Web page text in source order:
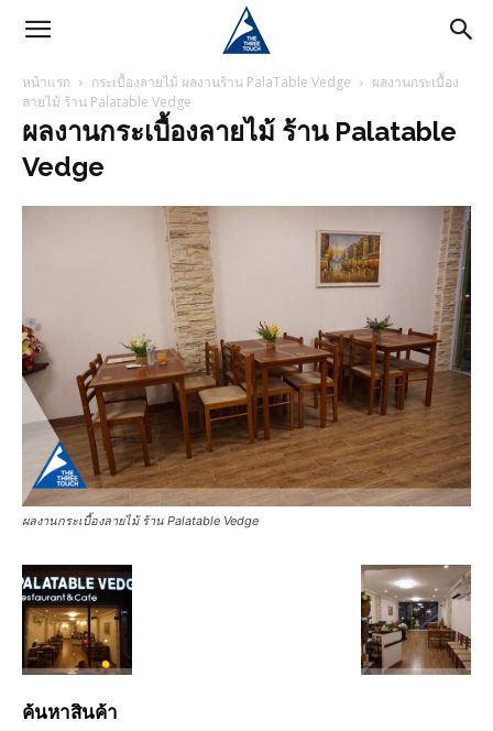
หน้าแรก กระเบื้องลายไม้ ผลงานร้าน PalaTable Vedge
ผลงานกระเบื้อง
ลายไม้ ร้าน Palatable Vedge
ผลงานกระเบื้องลายไม้ ร้าน Palatable
Vedge
ผลงานกระเบื้องลายไม้ ร้าน Palatable Vedge
ค้นหาสินค้า